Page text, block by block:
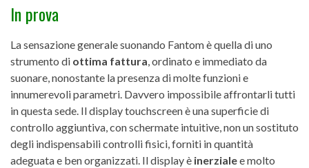
In prova
La sensazione generale suonando Fantom è quella di uno
strumento di ottima fattura, ordinato e immediato da
suonare, nonostante la presenza di molte funzioni e
innumerevoli parametri. Davvero impossibile affrontarli tutti
in questa sede. Il display touchscreen è una superficie di
controllo aggiuntiva, con schermate intuitive, non un sostituto
degli indispensabili controlli fisici, forniti in quantità
adeguata e ben organizzati. Il display è inerzialee molto